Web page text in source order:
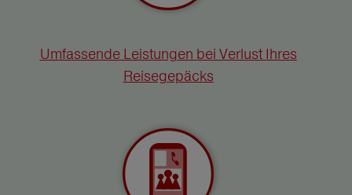
Umfassende Leistungen bei Verlust Ihres
Reisegepäcks